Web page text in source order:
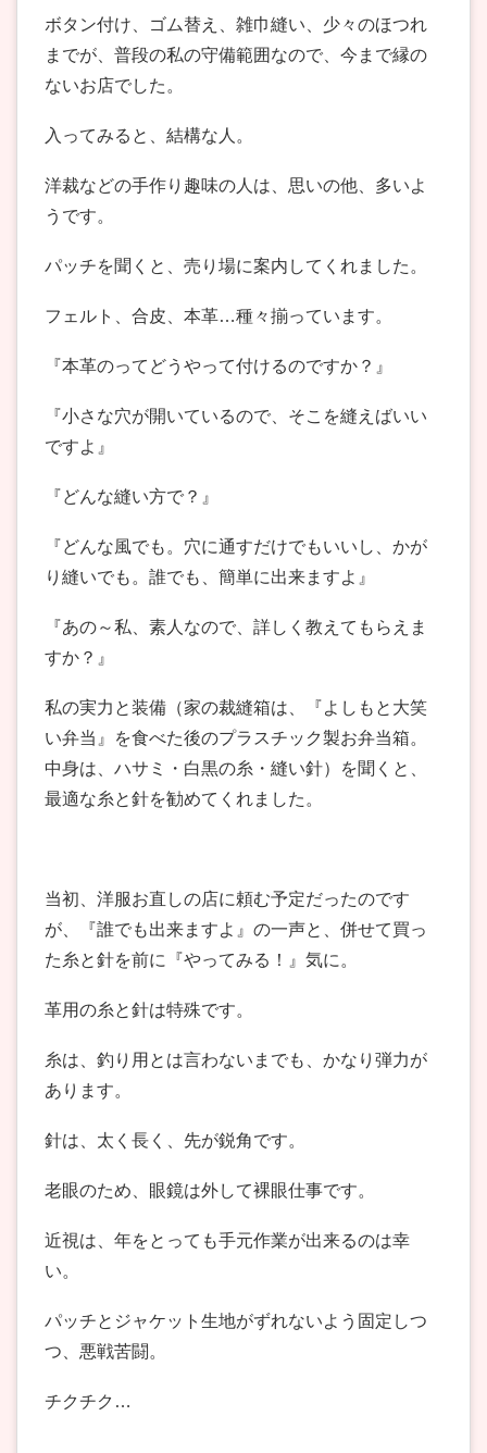
ボタン付け、ゴム替え、雑巾縫い、少々のほつれ
までが、普段の私の守備範囲なので、今まで縁の
ないお店でした。
入ってみると、結構な人。
洋裁などの手作り趣味の人は、思いの他、多いよ
うです。
パッチを聞くと、売り場に案内してくれました。
フェルト、合皮、本革…種々揃っています。
『本革のってどうやって付けるのですか？』
『小さな穴が開いているので、そこを縫えばいい
ですよ』
『どんな縫い方で？』
『どんな風でも。穴に通すだけでもいいし、かが
り縫いでも。誰でも、簡単に出来ますよ』
『あの～私、素人なので、詳しく教えてもらえま
すか？』
私の実力と装備（家の裁縫箱は、『よしもと大笑
い弁当』を食べた後のプラスチック製お弁当箱。
中身は、ハサミ・白黒の糸・縫い針）を聞くと、
最適な糸と針を勧めてくれました。
当初、洋服お直しの店に頼む予定だったのです
が、『誰でも出来ますよ』の一声と、併せて買っ
た糸と針を前に『やってみる！』気に。
革用の糸と針は特殊です。
糸は、釣り用とは言わないまでも、かなり弾力が
あります。
針は、太く長く、先が鋭角です。
老眼のため、眼鏡は外して裸眼仕事です。
近視は、年をとっても手元作業が出来るのは幸
い。
パッチとジャケット生地がずれないよう固定しつ
つ、悪戦苦闘。
チクチク…